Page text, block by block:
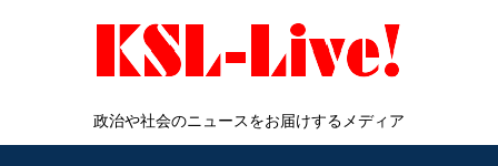
政治や社会のニュースをお届けするメディア